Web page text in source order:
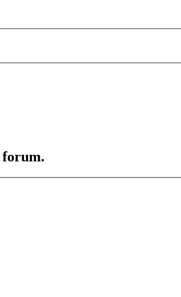
forum.